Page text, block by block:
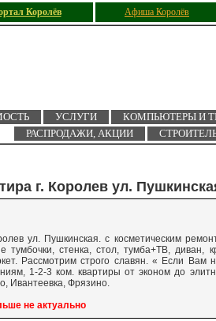
Королёв Афиша Королёв
УСЛУГИ КОМПЬЮТЕРЫ И
РАСПРОДАЖИ, АКЦИИ
г. Королев ул.
ул. Пушкинская. с косметическим
тумбочки, стенка, стол, тумба+ТВ,
Рассмотрим строго славян. « Если
1-2-3 ком. квартиры от эконом до
Ивантеевка, Фрязино.
не актуально